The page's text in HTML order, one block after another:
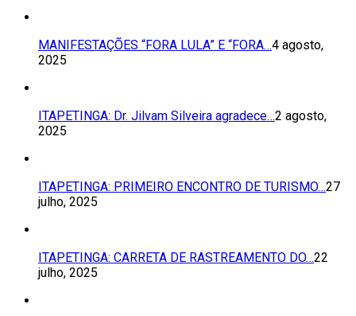
MANIFESTAÇÕES “FORA LULA” E “FORA…4 agosto,
2025
ITAPETINGA: Dr. Jilvam Silveira agradece…2 agosto,
2025
ITAPETINGA: PRIMEIRO ENCONTRO DE TURISMO…27
julho, 2025
ITAPETINGA: CARRETA DE RASTREAMENTO DO…22
julho, 2025